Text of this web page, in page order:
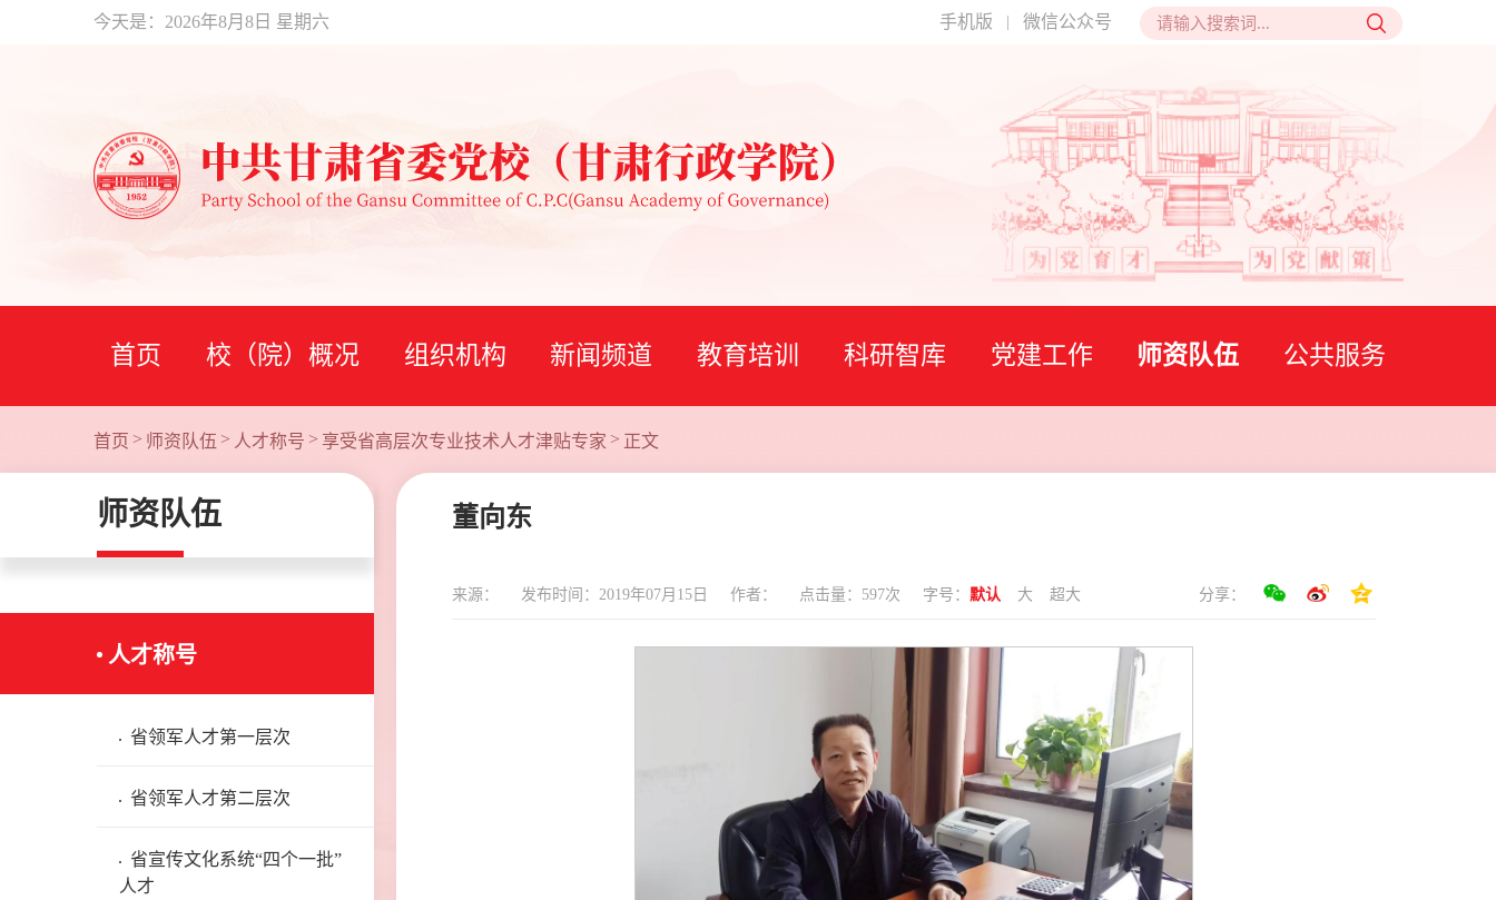
今天是： 2026年8月8日 星期六 手机版 微信公众号
首页 校（院）概况 组织机构 新闻频道 教育培训 科研智库 党建工作 师资队伍 公共服务
首页 > 师资队伍 > 人才称号 > 享受省高层次专业技术人才津贴专家 > 正文
师资队伍
人才称号
省领军人才第一层次
省领军人才第二层次
省宣传文化系统“四个一批”
人才
董向东
来源： 发布时间：2019年07月15日 作者： 点击量： 597次 字号： 默认 大 超大 分享：